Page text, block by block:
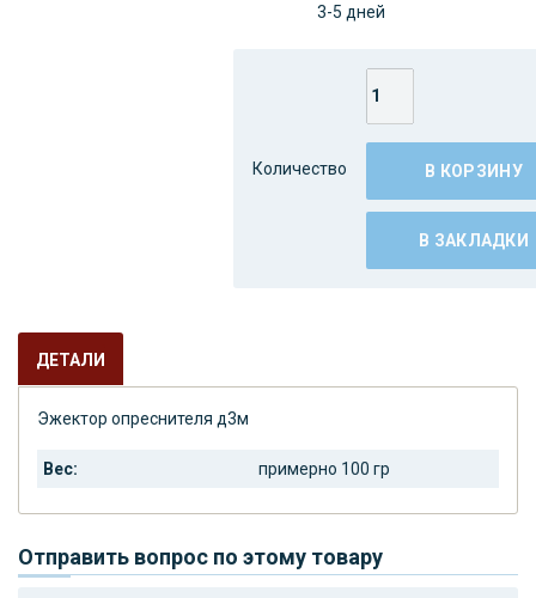
3-5 дней
Количество В КОРЗИНУ
В ЗАКЛАДКИ
ДЕТАЛИ
Эжектор опреснителя д3м
Вес: примерно 100 гр
Отправить вопрос по этому товару